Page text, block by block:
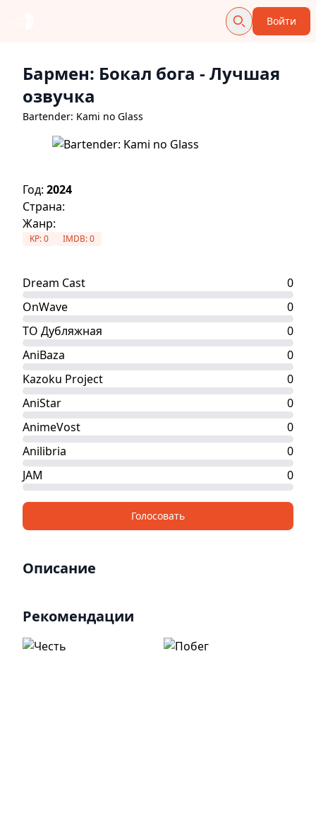
Войти
Бармен: Бокал бога - Лучшая
озвучка
Bartender: Kami no Glass
Год: 2024
Страна:
Жанр:
KP:0 IMDB:0
Dream Cast
0
OnWave
0
ТО Дубляжная
0
AniBaza
0
Kazoku Project
0
AniStar
0
AnimeVost
0
Anilibria
0
JAM
0
Голосовать
Описание
Рекомендации